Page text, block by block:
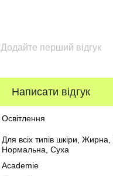
Додайте перший відгук
Написати відгук
Освітлення
Для всіх типів шкіри, Жирна,
Нормальна, Суха
Academie